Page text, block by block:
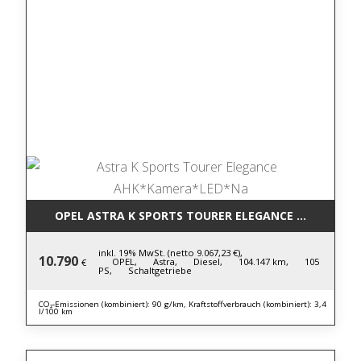
OPEL ASTRA K SPORTS TOURER ELEGANCE
10.790 €
inkl. 19% MwSt. (netto 9.067,23 €),
OPEL, Astra, Diesel, 104.147 km, 105
PS, Schaltgetriebe
CO₂-Emissionen (kombiniert): 90 g/km, Kraftstoffverbrauch (kombiniert): 3,4
l/100 km